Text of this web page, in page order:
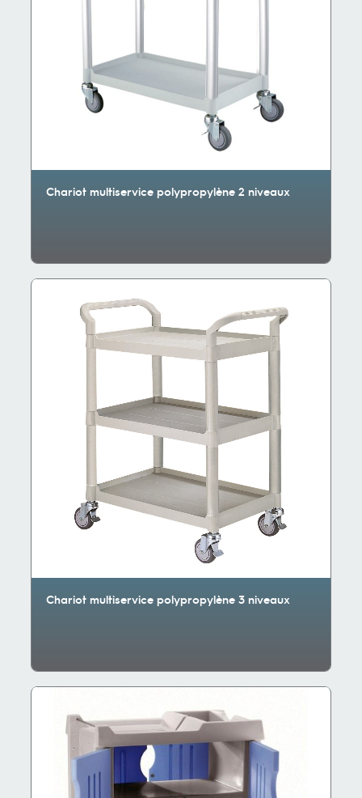
Chariot multiservice polypropylène 2 niveaux
Chariot multiservice polypropylène 3 niveaux